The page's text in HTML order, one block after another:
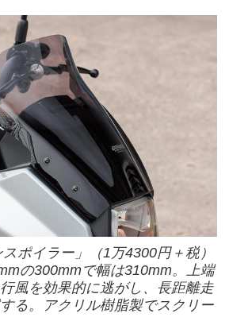
スポイラー」（1万4300円＋税）
の300mmで幅は310mm。上端
風を効果的に逃がし、長距離走
る。アクリル樹脂製でスクリー